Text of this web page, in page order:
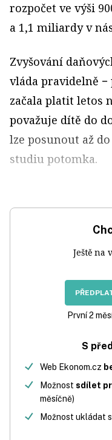
rozpočet ve výši
a 1,1 miliardy v
Zvyšování
vláda pravidelně
začala platit letos
považuje dítě do
lze posunout až
studiu potomka.
Ještě na
První 2
S
Web Ekonom.cz
Možnost sdílet
měsíčně)
Možnost ukládat